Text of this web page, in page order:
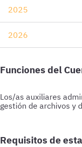
2025
2026
Funciones del
Los/as auxiliares
gestión de archivos y
Requisitos de